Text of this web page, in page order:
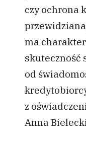
czy ochrona
ma
skuteczność
od
z
Anna